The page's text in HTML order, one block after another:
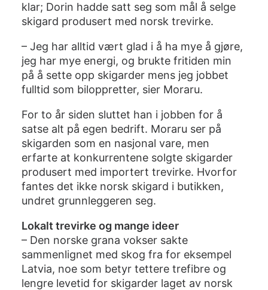
klar; Dorin hadde satt seg som mål å selge
skigard produsert med norsk trevirke.
– Jeg har alltid vært glad i å ha mye å gjøre,
jeg har mye energi, og brukte fritiden min
på å sette opp skigarder mens jeg jobbet
fulltid som biloppretter, sier Moraru.
For to år siden sluttet han i jobben for å
satse alt på egen bedrift. Moraru ser på
skigarden som en nasjonal vare, men
erfarte at konkurrentene solgte skigarder
produsert med importert trevirke. Hvorfor
fantes det ikke norsk skigard i butikken,
undret grunnleggeren seg.
Lokalt trevirke og mange ideer
– Den norske grana vokser sakte
sammenlignet med skog fra for eksempel
Latvia, noe som betyr tettere trefibre og
lengre levetid for skigarder laget av norsk